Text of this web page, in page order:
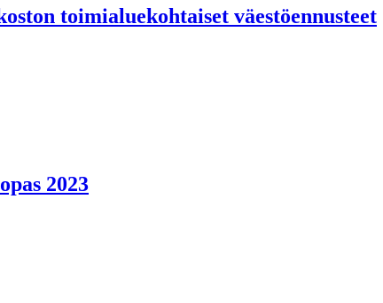
toimialuekohtaiset väestöennusteet
2023